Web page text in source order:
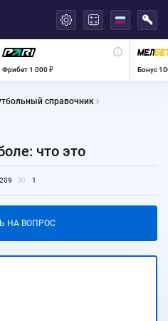
Фрибет 1 000 ₽ Бонус
справочник
что это
1
НА ВОПРОС